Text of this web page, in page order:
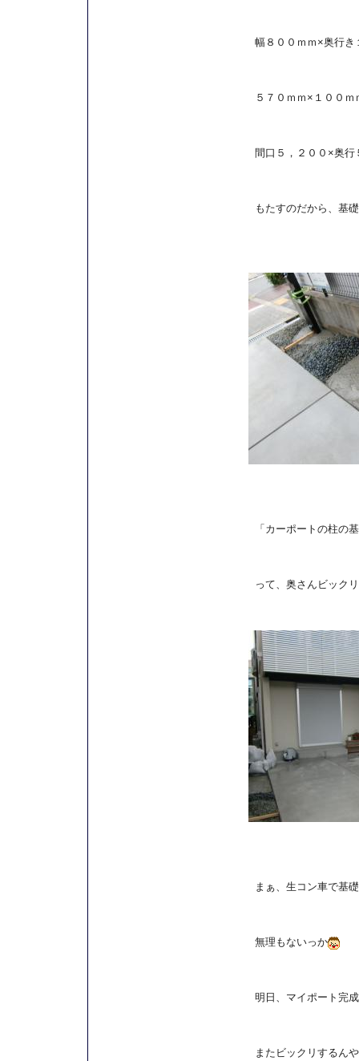
幅８００ｍｍ×奥行
５７０ｍｍ×１００ｍ
間口５，２００×奥行
もたすのだから、基
「カーポートの柱の
って、奥さんビック
まぁ、生コン車で基
無理もないっか
明日、マイポート完
またビックリするん